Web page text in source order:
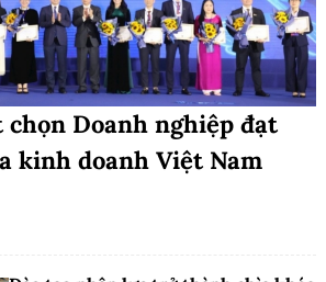
chọn Doanh nghiệp đạt
kinh doanh Việt Nam